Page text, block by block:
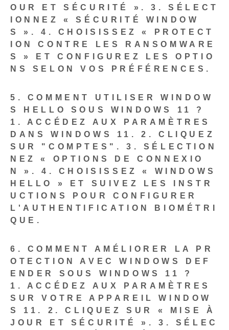
OUR ET SÉCURITÉ ».
3. SÉLECT
IONNEZ « SÉCURITÉ WINDOW
S ».
4. CHOISISSEZ « PROTECT
ION CONTRE LES RANSOMWARE
S » ET CONFIGUREZ LES OPTIO
NS SELON VOS PRÉFÉRENCES.
5. COMMENT UTILISER WINDOW
S HELLO SOUS WINDOWS 11 ?
1. ACCÉDEZ AUX PARAMÈTRES
DANS WINDOWS 11.
2. CLIQUEZ
SUR "COMPTES".
3. SÉLECTION
NEZ « OPTIONS DE CONNEXIO
N ».
4. CHOISISSEZ « WINDOWS
HELLO » ET SUIVEZ LES INSTR
UCTIONS POUR CONFIGURER
L'AUTHENTIFICATION BIOMÉTRI
QUE.
6. COMMENT AMÉLIORER LA PR
OTECTION AVEC WINDOWS DEF
ENDER SOUS WINDOWS 11 ?
1. ACCÉDEZ AUX PARAMÈTRES
SUR VOTRE APPAREIL WINDOW
S 11.
2. CLIQUEZ SUR « MISE À
JOUR ET SÉCURITÉ ».
3. SÉLEC